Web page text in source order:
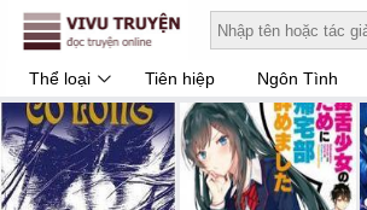
Thể loại Tiên hiệp Ngôn Tình